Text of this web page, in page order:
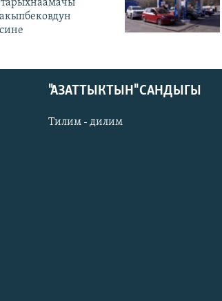
тарыхнаамачы
"АЗАТТЫКТЫН" САНДЫГЫ
Тилим - дилим